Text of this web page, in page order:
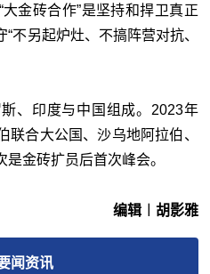
金砖合作”是坚持和捍卫真正
不另起炉灶、不搞阵营对抗、
、印度与中国组成。2023年
联合大公国、沙乌地阿拉伯、
金砖扩员后首次峰会。
编辑︱胡影雅
闻资讯